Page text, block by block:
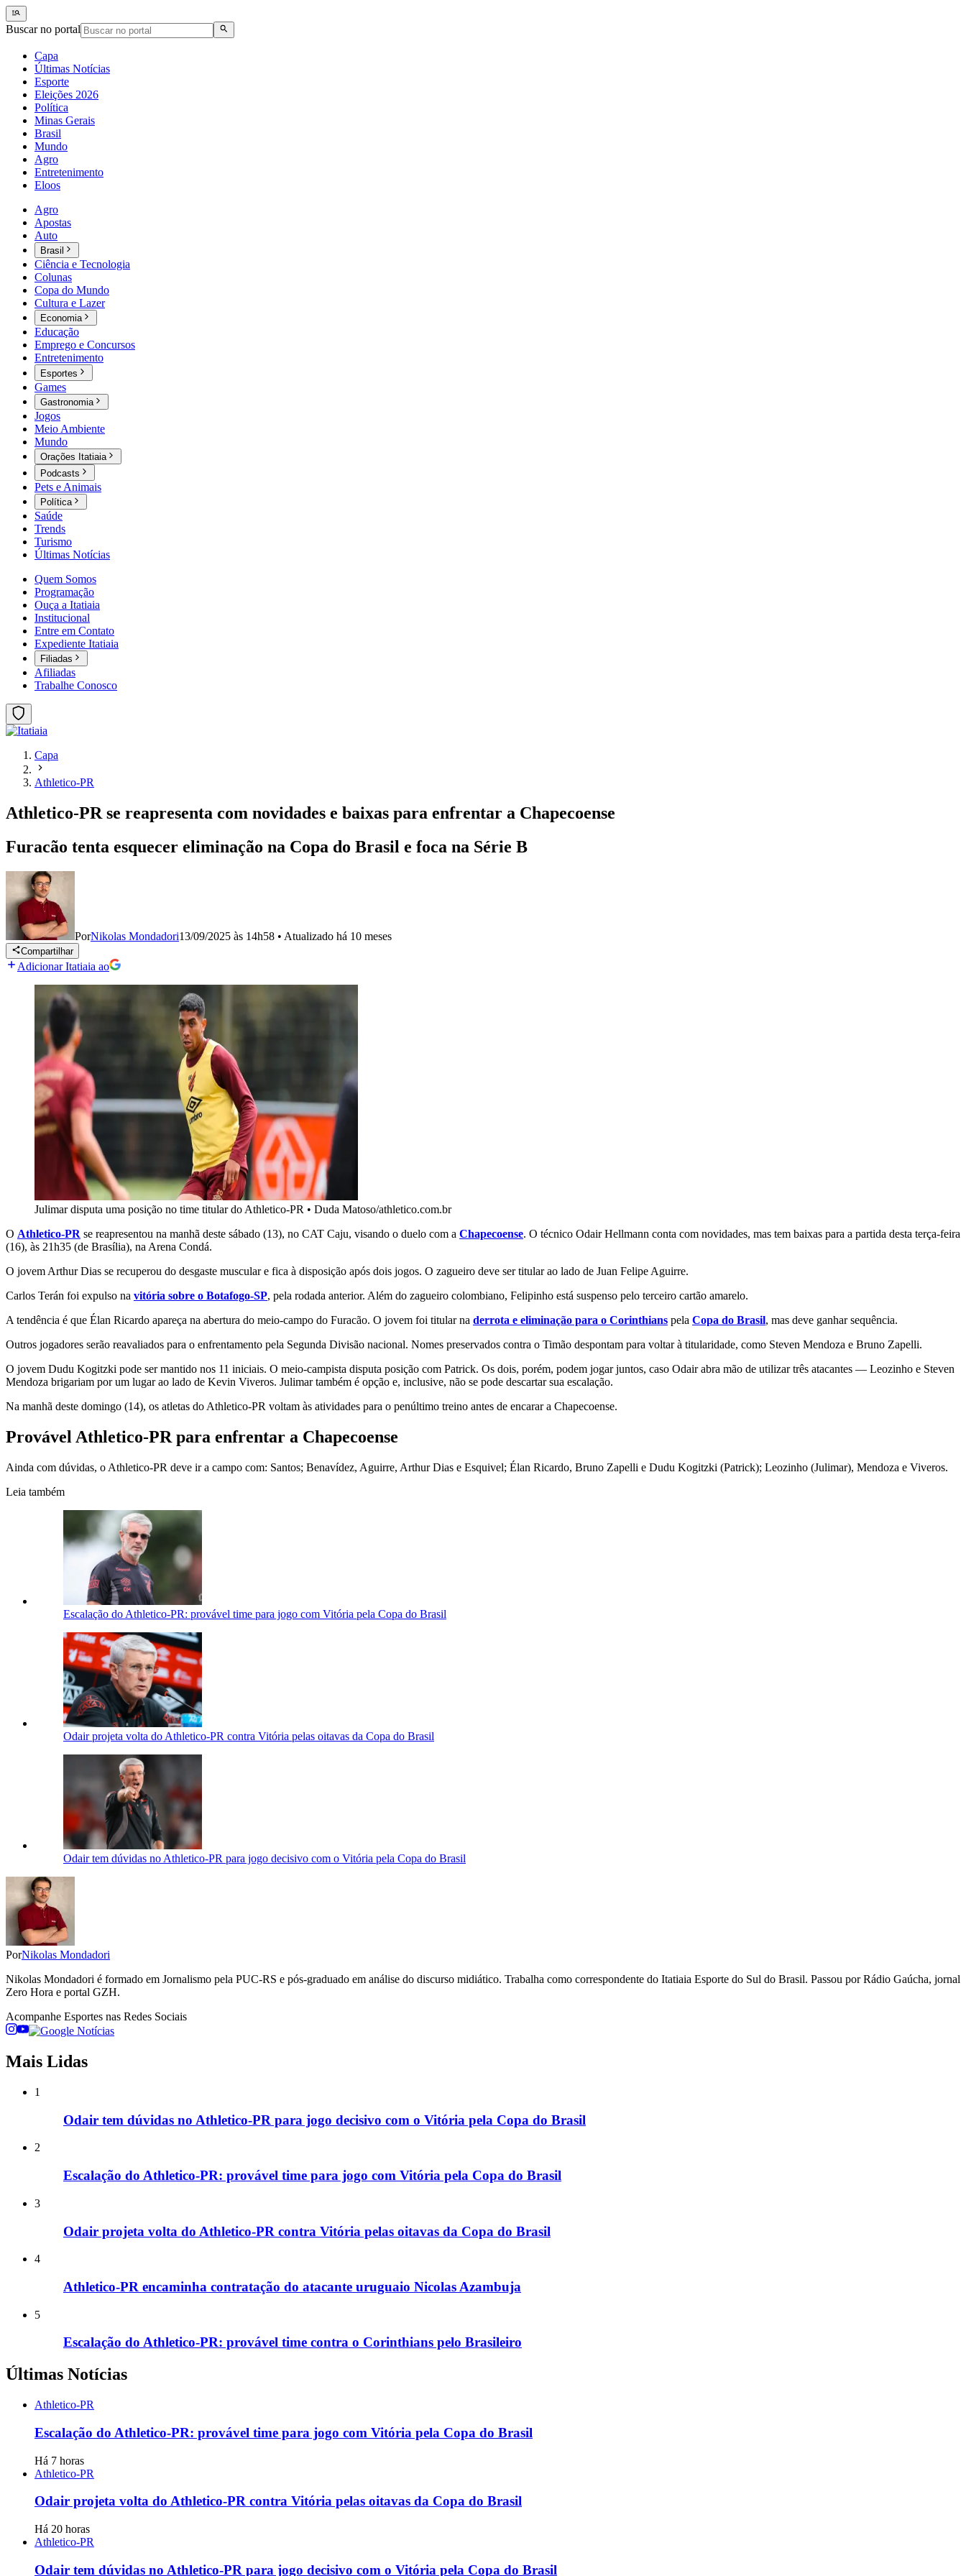
Buscar no portal
Capa
Últimas Notícias
Esporte
Eleições 2026
Política
Minas Gerais
Brasil
Mundo
Agro
Entretenimento
Eloos
Agro
Apostas
Auto
Brasil
Ciência e Tecnologia
Colunas
Copa do Mundo
Cultura e Lazer
Economia
Educação
Emprego e Concursos
Entretenimento
Esportes
Games
Gastronomia
Jogos
Meio Ambiente
Mundo
Orações Itatiaia
Podcasts
Pets e Animais
Política
Saúde
Trends
Turismo
Últimas Notícias
Quem Somos
Programação
Ouça a Itatiaia
Institucional
Entre em Contato
Expediente Itatiaia
Filiadas
Afiliadas
Trabalhe Conosco
Capa
Athletico-PR
Athletico-PR se reapresenta com novidades e baixas para enfrentar a Chapecoense
Furacão tenta esquecer eliminação na Copa do Brasil e foca na Série B
PorNikolas Mondadori13/09/2025 às 14h58 • Atualizado há 10 meses
Compartilhar
Adicionar Itatiaia ao
Julimar disputa uma posição no time titular do Athletico-PR • Duda Matoso/athletico.com.br
O Athletico-PR se reapresentou na manhã deste sábado (13), no CAT Caju, visando o duelo com a Chapecoense. O técnico Odair Hellmann conta com novidades, mas tem baixas para a partida desta terça-feira
(16), às 21h35 (de Brasília), na Arena Condá.
O jovem Arthur Dias se recuperou do desgaste muscular e fica à disposição após dois jogos. O zagueiro deve ser titular ao lado de Juan Felipe Aguirre.
Carlos Terán foi expulso na vitória sobre o Botafogo-SP, pela rodada anterior. Além do zagueiro colombiano, Felipinho está suspenso pelo terceiro cartão amarelo.
A tendência é que Élan Ricardo apareça na abertura do meio-campo do Furacão. O jovem foi titular na derrota e eliminação para o Corinthians pela Copa do Brasil, mas deve ganhar sequência.
Outros jogadores serão reavaliados para o enfrentamento pela Segunda Divisão nacional. Nomes preservados contra o Timão despontam para voltar à titularidade, como Steven Mendoza e Bruno Zapelli.
O jovem Dudu Kogitzki pode ser mantido nos 11 iniciais. O meio-campista disputa posição com Patrick. Os dois, porém, podem jogar juntos, caso Odair abra mão de utilizar três atacantes — Leozinho e Steven
Mendoza brigariam por um lugar ao lado de Kevin Viveros. Julimar também é opção e, inclusive, não se pode descartar sua escalação.
Na manhã deste domingo (14), os atletas do Athletico-PR voltam às atividades para o penúltimo treino antes de encarar a Chapecoense.
Provável Athletico-PR para enfrentar a Chapecoense
Ainda com dúvidas, o Athletico-PR deve ir a campo com: Santos; Benavídez, Aguirre, Arthur Dias e Esquivel; Élan Ricardo, Bruno Zapelli e Dudu Kogitzki (Patrick); Leozinho (Julimar), Mendoza e Viveros.
Leia também
Escalação do Athletico-PR: provável time para jogo com Vitória pela Copa do Brasil
Odair projeta volta do Athletico-PR contra Vitória pelas oitavas da Copa do Brasil
Odair tem dúvidas no Athletico-PR para jogo decisivo com o Vitória pela Copa do Brasil
PorNikolas Mondadori
Nikolas Mondadori é formado em Jornalismo pela PUC-RS e pós-graduado em análise do discurso midiático. Trabalha como correspondente do Itatiaia Esporte do Sul do Brasil. Passou por Rádio Gaúcha, jornal
Zero Hora e portal GZH.
Acompanhe Esportes nas Redes Sociais
Mais Lidas
1
Odair tem dúvidas no Athletico-PR para jogo decisivo com o Vitória pela Copa do Brasil
2
Escalação do Athletico-PR: provável time para jogo com Vitória pela Copa do Brasil
3
Odair projeta volta do Athletico-PR contra Vitória pelas oitavas da Copa do Brasil
4
Athletico-PR encaminha contratação do atacante uruguaio Nicolas Azambuja
5
Escalação do Athletico-PR: provável time contra o Corinthians pelo Brasileiro
Últimas Notícias
Athletico-PR
Escalação do Athletico-PR: provável time para jogo com Vitória pela Copa do Brasil
Há 7 horas
Athletico-PR
Odair projeta volta do Athletico-PR contra Vitória pelas oitavas da Copa do Brasil
Há 20 horas
Athletico-PR
Odair tem dúvidas no Athletico-PR para jogo decisivo com o Vitória pela Copa do Brasil